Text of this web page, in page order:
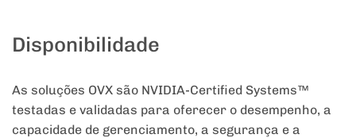
Disponibilidade
As soluções OVX são NVIDIA-Certified Systems™
testadas e validadas para oferecer o desempenho, a
capacidade de gerenciamento, a segurança e a